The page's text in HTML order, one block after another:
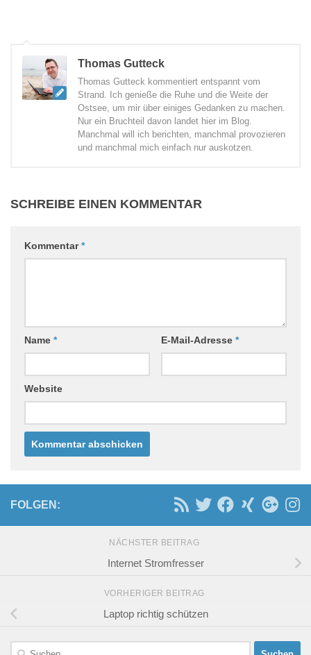
Thomas Gutteck
Thomas Gutteck kommentiert entspannt vom
Strand. Ich genieße die Ruhe und die Weite der
Ostsee, um mir über einiges Gedanken zu machen.
Nur ein Bruchteil davon landet hier im Blog.
Manchmal will ich berichten, manchmal provozieren
und manchmal mich einfach nur auskotzen.
SCHREIBE EINEN KOMMENTAR
Kommentar*
Name * E-Mail-Adresse *
Website
FOLGEN:
NÄCHSTER BEITRAG
Internet Stromfresser
VORHERIGER BEITRAG
Laptop richtig schützen
Suchen